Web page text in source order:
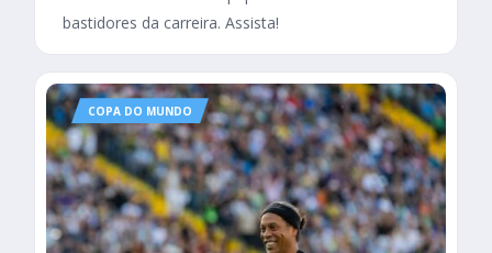
bastidores da carreira. Assista!
COPA DO MUNDO